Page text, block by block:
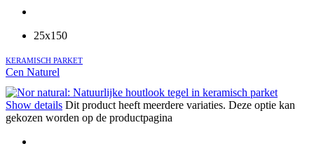
25x150
KERAMISCH PARKET
Cen Naturel
Show details Dit product heeft meerdere variaties. Deze optie kan
gekozen worden op de productpagina